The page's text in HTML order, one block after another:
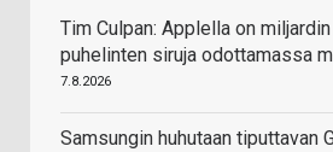
Tim Culpan: Applella on
puhelinten siruja odottamassa
7.8.2026
Samsungin huhutaan tiputtavan